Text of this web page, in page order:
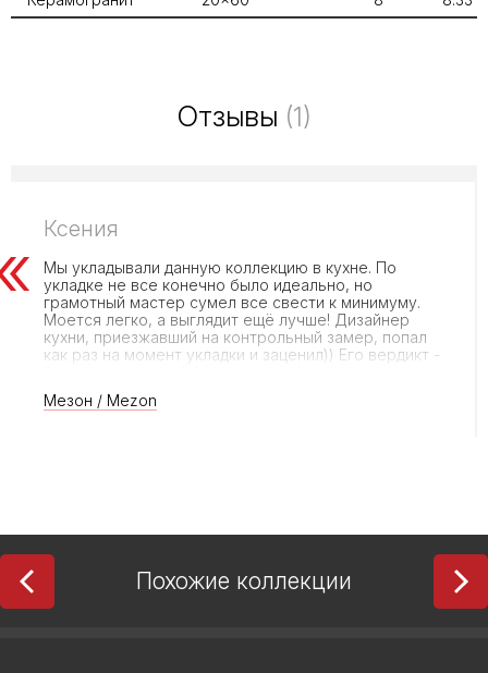
Отзывы (1)
Ксения
Мы укладывали данную коллекцию в кухне. По
укладке не все конечно было идеально, но
грамотный мастер сумел все свести к минимуму.
Моется легко, а выглядит ещё лучше! Дизайнер
кухни, приезжавший на контрольный замер, попал
как раз на момент укладки и заценил)) Его вердикт -
Мезон / Mezon
Похожие коллекции